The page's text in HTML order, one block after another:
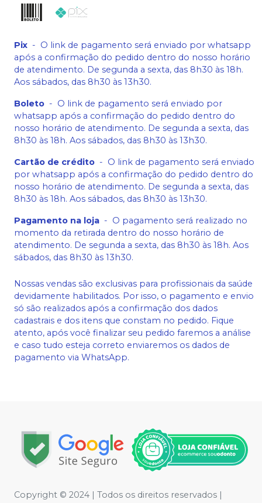
Pix - O link de pagamento será enviado por whatsapp
após a confirmação do pedido dentro do nosso horário
de atendimento. De segunda a sexta, das 8h30 às 18h.
Aos sábados, das 8h30 às 13h30.
Boleto - O link de pagamento será enviado por
whatsapp após a confirmação do pedido dentro do
nosso horário de atendimento. De segunda a sexta, das
8h30 às 18h. Aos sábados, das 8h30 às 13h30.
Cartão de crédito - O link de pagamento será enviado
por whatsapp após a confirmação do pedido dentro do
nosso horário de atendimento. De segunda a sexta, das
8h30 às 18h. Aos sábados, das 8h30 às 13h30.
Pagamento na loja - O pagamento será realizado no
momento da retirada dentro do nosso horário de
atendimento. De segunda a sexta, das 8h30 às 18h. Aos
sábados, das 8h30 às 13h30.
Nossas vendas são exclusivas para profissionais da saúde
devidamente habilitados. Por isso, o pagamento e envio
só são realizados após a confirmação dos dados
cadastrais e dos itens que constam no pedido. Fique
atento, após você finalizar seu pedido faremos a análise
e caso tudo esteja correto enviaremos os dados de
pagamento via WhatsApp.
Copyright © 2024 | Todos os direitos reservados |